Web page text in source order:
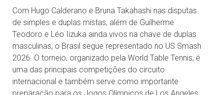
Com Hugo Calderano e Bruna Takahashi nas disputas
de simples e duplas mistas, além de Guilherme
Teodoro e Léo Iizuka ainda vivos na chave de duplas
masculinas, o Brasil segue representado no US Smash
2026. O torneio, organizado pela World Table Tennis, é
uma das principais competições do circuito
internacional e também serve como importante
preparação para os Jogos Olímpicos de Los Angeles